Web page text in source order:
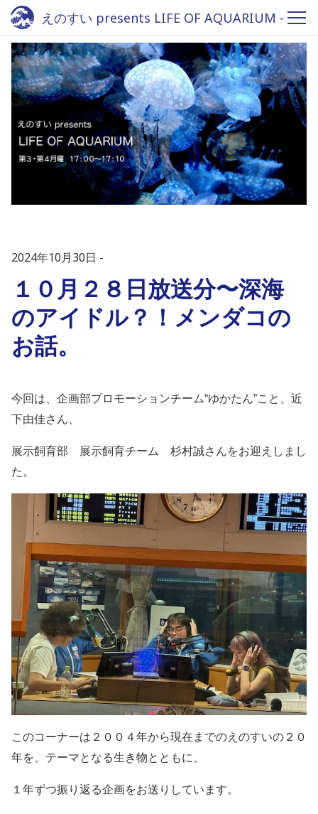
えのすい presents LIFE OF AQUARIUM -
Fm yokohama 84.7
2024年10月30日
１０月２８日放送分〜深海
のアイドル？！メンダコの
お話。
今回は、企画部プロモーションチーム“ゆかたん”こと、近
下由佳さん、
展示飼育部 展示飼育チーム 杉村誠さんをお迎えしまし
た。
このコーナーは２００４年から現在までのえのすいの２０
年を、 テーマとなる生き物とともに、
１年ずつ振り返る企画をお送りしています。